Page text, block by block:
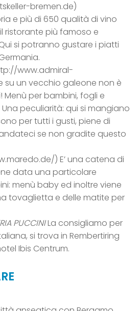
bremen.de)
e più di 650 qualità di vino
il ristorante più famoso e
si potranno gustare i piatti
www.admiral-
su un vecchio galeone non è
per bambini, fogli e
peculiarità: qui si mangiano
per tutti i gusti, piene di
se non gradite questo
) E’ una catena di
data una particolare
menù baby ed inoltre viene
tovaglietta e delle matite per
PUCCINILa consigliamo per
si trova in Rembertiring
Ibis Centrum.